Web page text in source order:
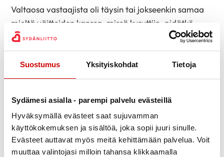
Suostumus Yksityiskohdat Tietoja
Sydämesi asialla - parempi palvelu evästeillä
Hyväksymällä evästeet saat sujuvamman
käyttökokemuksen ja sisältöä, joka sopii juuri sinulle.
Evästeet auttavat myös meitä kehittämään palvelua. Voit
muuttaa valintojasi milloin tahansa klikkaamalla
Valtaosa vastaajista oli täysin tai jokseenkin samaa
mieltä väitteiden kanssa, missä kysyttiin, pidätkö
kasvisruokaa terveellisenä ja maukkaana.
Kasvisruoan syöminen koetaan myös helppona, vain
yksittäiset ihmiset olivat eri mieltä tämän väitteen
kanssa.
Sen sijaan kasvisruoan valmistamiseen liittyvissä
kysymyksissä tuli enemmän hajontaa vastauksissa.
Puolet vastaajista olivat sitä mieltä, että valmistus on
vaivatonta ja toinen puoli koki kasvisruoan
valmistamisen hankalana tai vievän paljon aikaa.